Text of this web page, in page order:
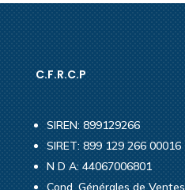
C.F.R.C.P
SIREN: 899129266
SIRET: 899 129 266 00016
N D A: 44067006801
Cond. Générales de Ventes